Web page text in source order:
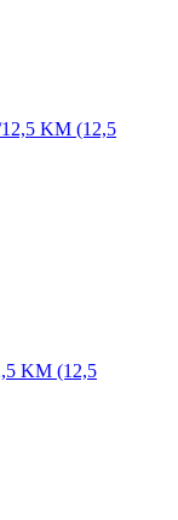
KM (12,5